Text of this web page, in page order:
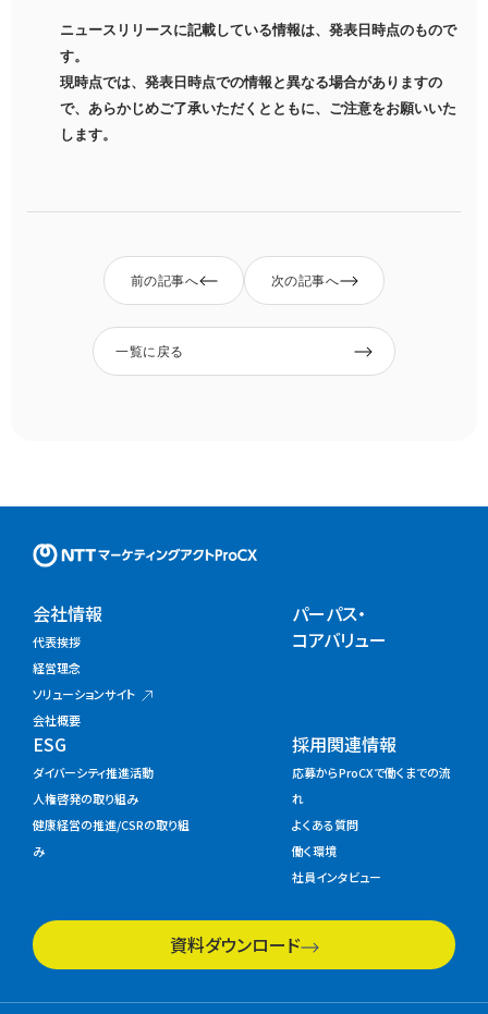
ニュースリリースに記載している情報は、発表日時点のもので
す。
現時点では、発表日時点での情報と異なる場合がありますの
で、あらかじめご了承いただくとともに、ご注意をお願いいた
します。
前の記事へ 次の記事へ
一覧に戻る
NTTマーケティングアクト
会社情報
代表挨拶
経営理念
ソリューションサイト
会社概要
パーパス・
コアバリュー
ESG
ダイバーシティ推進活動
人権啓発の取り組み
健康経営の推進/CSRの取り組
み
採用関連情報
応募からProCXで働くまでの流
れ
よくある質問
働く環境
社員インタビュー
資料ダウンロード